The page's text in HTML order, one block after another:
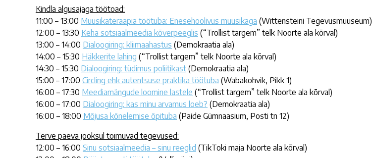
Kindla algusajaga töötoad:
11:00 – 13:00 Muusikateraapia töötuba: Enesehoolivus muusikaga (Wittensteini Tegevusmuuseum)
12:00 – 13:30 Keha sotsiaalmeedia kõverpeeglis (“Trollist targem” telk Noorte ala kõrval)
13:00 – 14:00 Dialoogiring: kliimaahastus (Demokraatia ala)
14:00 – 15:30 Häkkerite lahing (“Trollist targem” telk Noorte ala kõrval)
14:30 – 15:30 Dialoogiring: tüdimus poliitikast (Demokraatia ala)
15:00 – 17:00 Circling ehk autentsuse praktika töötuba (Wabakohvik, Pikk 1)
16:00 – 17:30 Meediamängude loomine lastele (“Trollist targem” telk Noorte ala kõrval)
16:00 – 17:00 Dialoogiring: kas minu arvamus loeb? (Demokraatia ala)
16:00 – 18:00 Mõjusa kõnelemise õpituba (Paide Gümnaasium, Posti tn 12)
Terve päeva jooksul toimuvad tegevused:
12:00 – 16:00 Sinu sotsiaalmeedia – sinu reeglid (TikToki maja Noorte ala kõrval)